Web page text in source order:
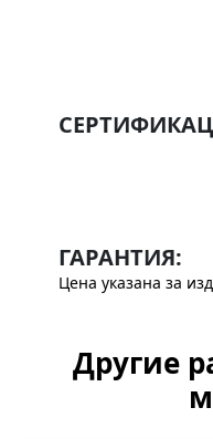
ГАРАНТИЯ:
Цена указана за
Другие